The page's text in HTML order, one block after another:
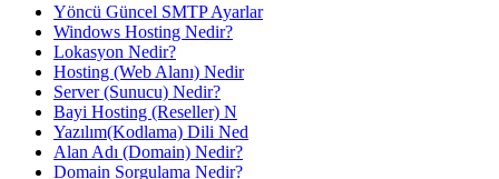
Yöncü Güncel SMTP Ayarlar
Windows Hosting Nedir?
Lokasyon Nedir?
Hosting (Web Alanı) Nedir
Server (Sunucu) Nedir?
Bayi Hosting (Reseller) N
Yazılım(Kodlama) Dili Ned
Alan Adı (Domain) Nedir?
Domain Sorgulama Nedir?